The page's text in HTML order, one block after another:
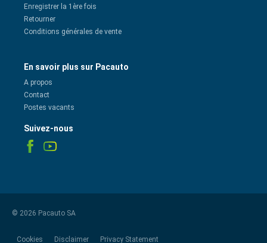
Enregistrer la 1ère fois
Retourner
Conditions générales de vente
En savoir plus sur Pacauto
A propos
Contact
Postes vacants
Suivez-nous
© 2026 Pacauto SA
Cookies Disclaimer Privacy Statement